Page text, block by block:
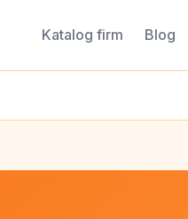
Katalog firm Blog